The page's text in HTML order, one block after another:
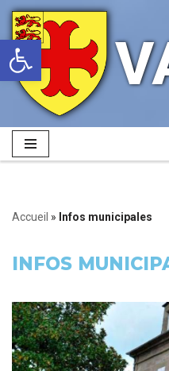
Ouvrir la barre d’outils
Aller
au
contenu
Accueil » Infos municipales
INFOS